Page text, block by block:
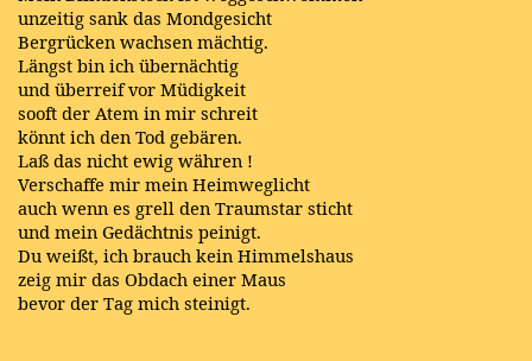
unzeitig sank das Mondgesicht
Bergrücken wachsen mächtig.
Längst bin ich übernächtig
und überreif vor Müdigkeit
sooft der Atem in mir schreit
könnt ich den Tod gebären.
Laß das nicht ewig währen !
Verschaffe mir mein Heimweglicht
auch wenn es grell den Traumstar sticht
und mein Gedächtnis peinigt.
Du weißt, ich brauch kein Himmelshaus
zeig mir das Obdach einer Maus
bevor der Tag mich steinigt.